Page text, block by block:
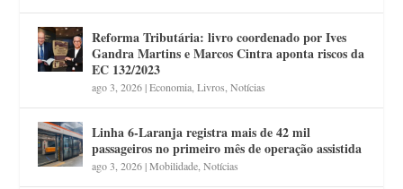
Reforma Tributária: livro coordenado por Ives
Gandra Martins e Marcos Cintra aponta riscos da
EC 132/2023
ago 3, 2026|Economia ,Livros ,Notícias
Linha 6-Laranja registra mais de 42 mil
passageiros no primeiro mês de operação assistida
ago 3, 2026|Mobilidade ,Notícias